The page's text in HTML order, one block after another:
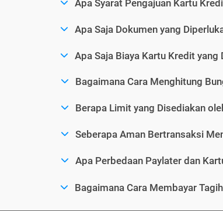
Apa Syarat Pengajuan Kartu
Apa Saja Dokumen yang
Apa Saja Biaya Kartu Kredit yang
Bagaimana Cara Menghitung
Berapa Limit yang Disediakan
Seberapa Aman Bertransaksi
Apa Perbedaan Paylater dan
Bagaimana Cara Membayar